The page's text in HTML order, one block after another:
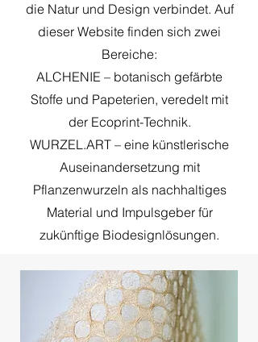
die Natur und Design verbindet. Auf
dieser Website finden sich zwei
Bereiche:
ALCHENIE – botanisch gefärbte
Stoffe und Papeterien, veredelt mit
der Ecoprint-Technik.
WURZEL.ART – eine künstlerische
Auseinandersetzung mit
Pflanzenwurzeln als nachhaltiges
Material und Impulsgeber für
zukünftige Biodesignlösungen.